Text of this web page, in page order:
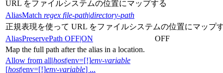
URL をファイルシステムの位置にマップする
AliasMatch regex file-path|directory-path
正規表現を使って URL をファイルシステムの位置にマップ
AliasPreservePath OFF|ON
OFF
Map the full path after the alias in a location.
Allow from all|host|env=[!]env-variable
[host|env=[!]env-variable] ...